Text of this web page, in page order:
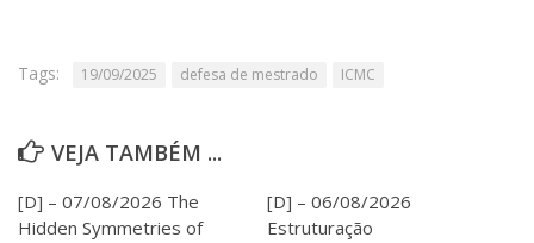
Segurança, Trânsito e Prevenção
Comunicação
Assessorias e Mídias
Aplicativos e Sites
Tags: 19/09/2025 defesa de mestrado ICMC
VEJA TAMBÉM ...
[D] – 07/08/2026 The
Hidden Symmetries of
[D] – 06/08/2026
Estruturação